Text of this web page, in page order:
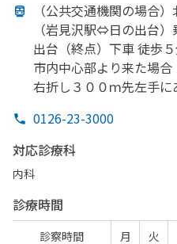
（公共交通機関の場合）
（岩見沢駅⇔日の出台）
出台 （終点） 下車 徒歩
市内中心部より来た場合
右折し３００ｍ先左手に
0126-23-3000
対応診療科
内科
診療時間
診察時間 月 火